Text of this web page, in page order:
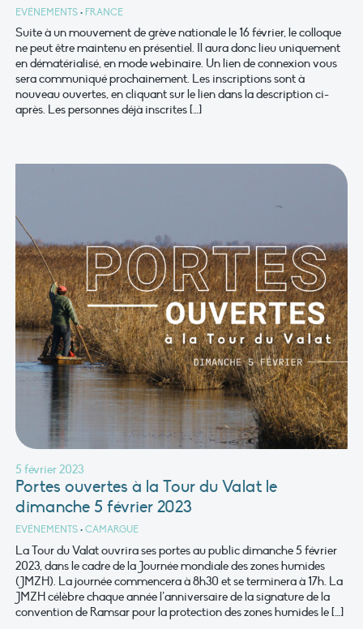
EVÉNEMENTS • FRANCE
Suite à un mouvement de grève nationale le 16 février, le colloque
ne peut être maintenu en présentiel. Il aura donc lieu uniquement
en dématérialisé, en mode webinaire. Un lien de connexion vous
sera communiqué prochainement. Les inscriptions sont à
nouveau ouvertes, en cliquant sur le lien dans la description ci-
après. Les personnes déjà inscrites […]
5 février 2023
Portes ouvertes à la Tour du Valat le
dimanche 5 février 2023
EVÉNEMENTS • CAMARGUE
La Tour du Valat ouvrira ses portes au public dimanche 5 février
2023, dans le cadre de la Journée mondiale des zones humides
(JMZH). La journée commencera à 8h30 et se terminera à 17h. La
JMZH célèbre chaque année l’anniversaire de la signature de la
convention de Ramsar pour la protection des zones humides le […]